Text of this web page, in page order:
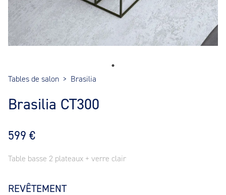
Tables de salon > Brasilia
Brasilia CT300
599 €
Table basse 2 plateaux + verre clair
REVÊTEMENT